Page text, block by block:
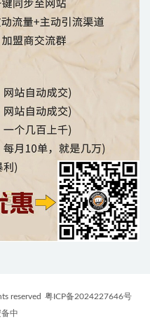
reserved 粤ICP备2024227646号
中